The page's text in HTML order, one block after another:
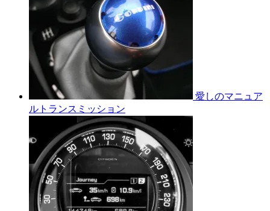
愛しのマニュア
ルトランスミッション